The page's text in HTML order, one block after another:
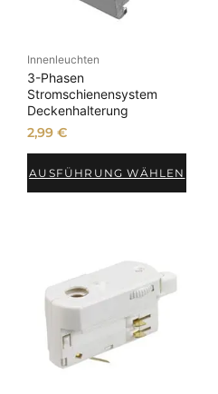
Innenleuchten
3-Phasen
Stromschienensystem
Deckenhalterung
2,99€
AUSFÜHRUNG WÄHLEN